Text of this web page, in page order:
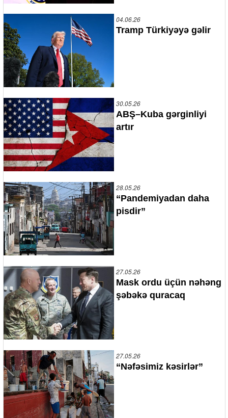
04.06.26
Tramp Türkiyəyə gəlir
30.05.26
ABŞ–Kuba gərginliyi
artır
28.05.26
“Pandemiyadan daha
pisdir”
27.05.26
Mask ordu üçün nəhəng
şəbəkə quracaq
27.05.26
“Nəfəsimiz kəsirlər”